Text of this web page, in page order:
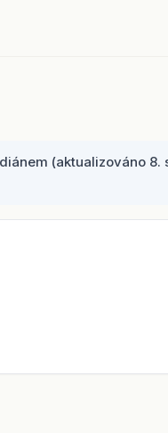
(aktualizováno 8.